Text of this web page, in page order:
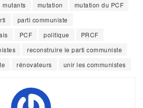
mutants mutation
mutation du PCF
parti communiste
PCF politique
PRCF
reconstruire le parti communiste
rénovateurs unir les communistes